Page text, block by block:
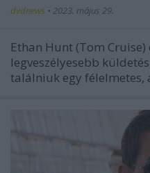
dvdnews • 2023. május 29.
Ethan Hunt (Tom
legveszélyesebb
találniuk egy félelmetes,